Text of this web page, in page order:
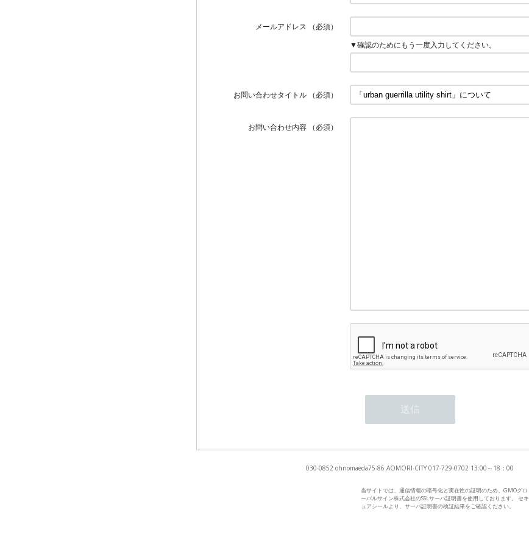
メールアドレス
（必須）
▼確認のためにもう一度入力してください。
お問い合わせタイトル （必須）
お問い合わせ内容 （必須）
030-0852 ohnomaeda75-86 AOMORI-CITY 017-729-0702 13:00～18：00
当サイトでは、通信情報の暗号化と実在性の証明のため、GMOグロ
ーバルサイン株式会社のSSLサーバ証明書を使用しております。 セキ
ュアシールより、サーバ証明書の検証結果をご確認ください。